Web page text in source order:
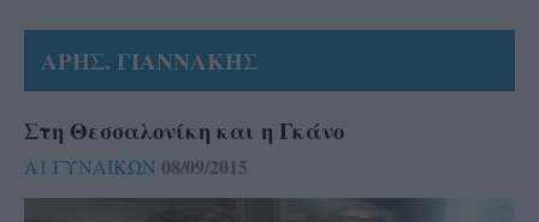
ΑΡΗΣ. ΓΙΑΝΝΑΚΗΣ
Στη Θεσσαλονίκη και η Γκάνο
Α1 ΓΥΝΑΙΚΩΝ 08/09/2015